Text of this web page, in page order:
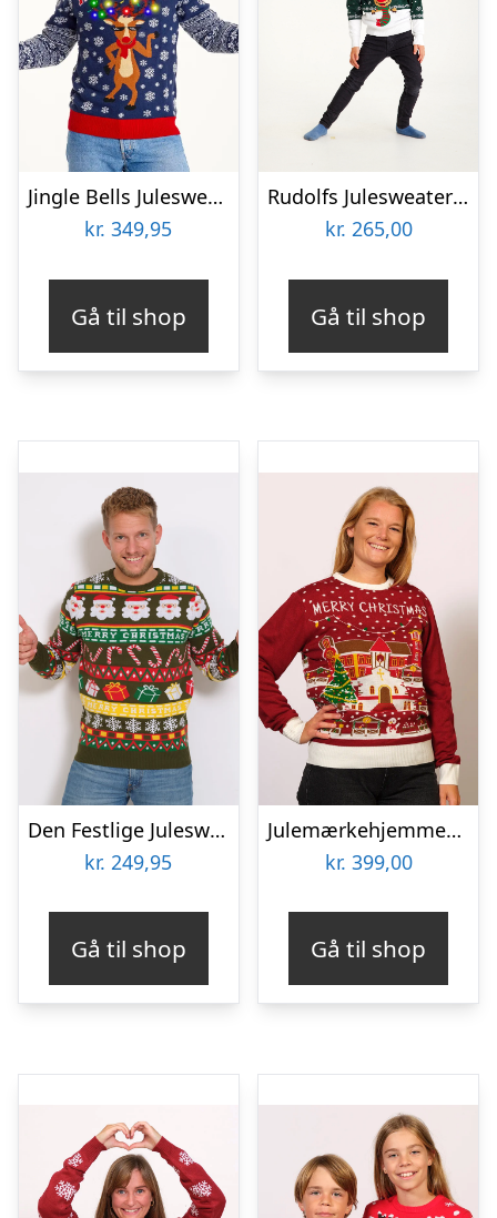
Jingle Bells Julesweateren – herre / mænd
kr. 349,95
Gå til shop
Rudolfs Julesweater Grøn – Børn.
kr. 265,00
Gå til shop
Den Festlige Julesweater – herre / mænd
kr. 249,95
Gå til shop
Julemærkehjemmet Julesweateren – dame / kvinder
kr. 399,00
Gå til shop